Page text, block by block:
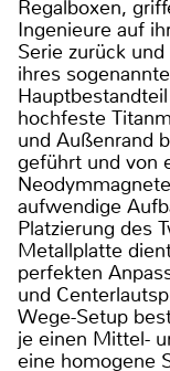
Regalboxen,
Ingenieure auf
Serie zurück
ihres
hochfeste
und Außenrand
geführt und von
aufwendige
Platzierung des
Metallplatte
perfekten
und
Wege-Setup
je einen Mittel-
eine homogene